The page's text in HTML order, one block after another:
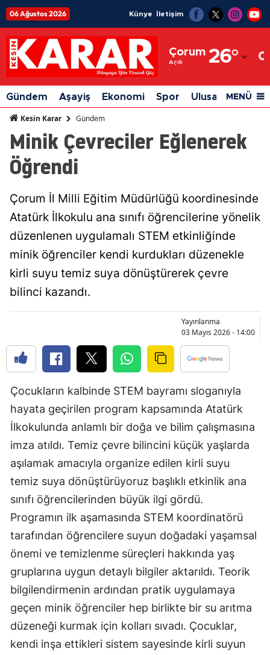
06 Ağustos 2026 Künye İletişim
Çorum
Açık 26°
Adıyaman
Afyonkarahisar
Ağrı
Amasya
Aydın
Balıkesir
Bilecik
Bitlis
Bolu
Bursa
Çanakkale
Çankırı
Çorum
Denizli
Diyarbakır
Edirne
Elazığ
Erzincan
Erzurum
Gündem Aşayiş Ekonomi Spor Ulusal Siyaset
MENÜ
Kesin Karar Gündem
Minik Çevreciler Eğlenerek
Öğrendi
Çorum İl Milli Eğitim Müdürlüğü koordinesinde
Atatürk İlkokulu ana sınıfı öğrencilerine yönelik
düzenlenen uygulamalı STEM etkinliğinde
minik öğrenciler kendi kurdukları düzenekle
kirli suyu temiz suya dönüştürerek çevre
bilinci kazandı.
Yayınlanma
03 Mayıs 2026 - 14:00
Çocukların kalbinde STEM bayramı sloganıyla
hayata geçirilen program kapsamında Atatürk
İlkokulunda anlamlı bir doğa ve bilim çalışmasına
imza atıldı. Temiz çevre bilincini küçük yaşlarda
aşılamak amacıyla organize edilen kirli suyu
temiz suya dönüştürüyoruz başlıklı etkinlik ana
sınıfı öğrencilerinden büyük ilgi gördü.
Programın ilk aşamasında STEM koordinatörü
tarafından öğrencilere suyun doğadaki yaşamsal
önemi ve temizlenme süreçleri hakkında yaş
gruplarına uygun detaylı bilgiler aktarıldı. Teorik
bilgilendirmenin ardından pratik uygulamaya
geçen minik öğrenciler hep birlikte bir su arıtma
düzeneği kurmak için kolları sıvadı. Çocuklar,
kendi inşa ettikleri sistem sayesinde kirli suyun